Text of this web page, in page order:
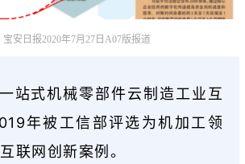
宝安日报2020年7月27日A07版报道
站式机械零部件云制造工业互
年被工信部评选为机加工领
联网创新案例。